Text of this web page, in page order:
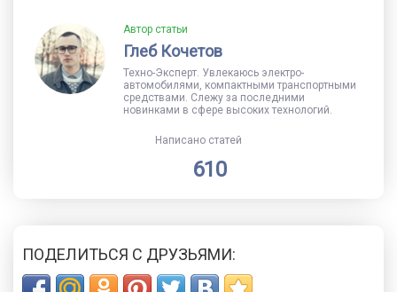
Автор статьи
Глеб Кочетов
Техно-Эксперт. Увлекаюсь электро-
автомобилями, компактными транспортными
средствами. Слежу за последними
новинками в сфере высоких технологий.
Написано статей
610
ПОДЕЛИТЬСЯ С ДРУЗЬЯМИ: